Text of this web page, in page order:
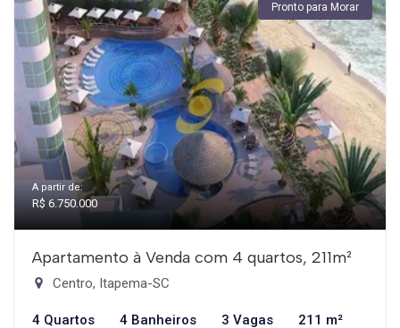
Pronto para Morar
A partir de:
R$ 6.750.000
Apartamento à Venda com 4 quartos, 211m²
Centro, Itapema-SC
4 Quartos 4 Banheiros 3 Vagas 211 m²